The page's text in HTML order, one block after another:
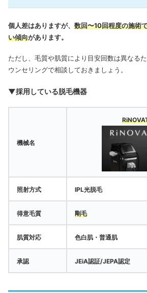
個人差はありますが、 数回〜10回程度の施術
い傾向があります。
ただし、毛質や肌質により目安回数は異なる
ウンセリングで相談しておきましょう。
▼採用している脱毛機器
機械名
照射方式 IPL光脱毛
得意毛質 剛毛
肌質対応 色白肌・普通肌
承認 JEiA認証/JEPA認定